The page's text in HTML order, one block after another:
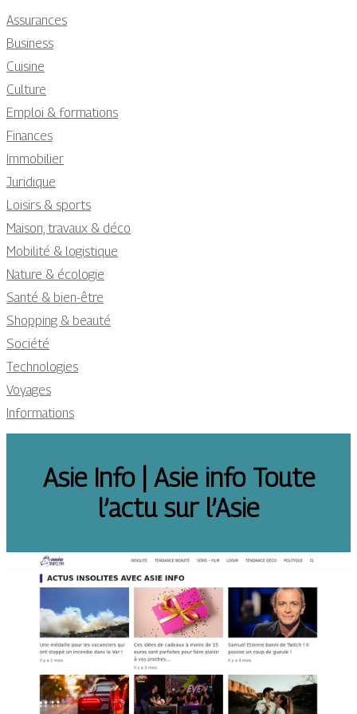
Assurances
Business
Cuisine
Culture
Emploi & formations
Finances
Immobilier
Juridique
Loisirs & sports
Maison, travaux & déco
Mobilité & logistique
Nature & écologie
Santé & bien-être
Shopping & beauté
Société
Technologies
Voyages
Informations
Asie Info | Asie info Toute
l’actu sur l’Asie